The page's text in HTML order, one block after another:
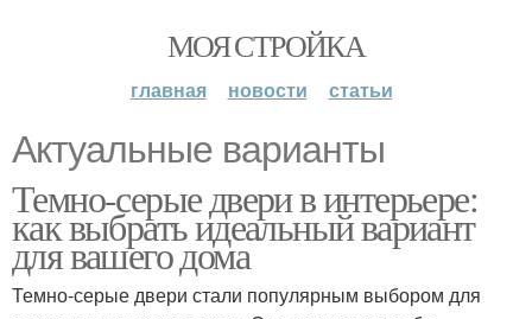
МОЯ СТРОЙКА
главная новости статьи
Актуальные варианты
Темно-серые двери в интерьере:
как выбрать идеальный вариант
для вашего дома
Темно-серые двери стали популярным выбором для